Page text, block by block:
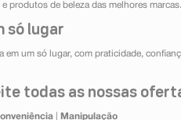
e produtos de beleza das melhores marcas.
só lugar
um só lugar, com praticidade,
todas as nossas
Manipulação